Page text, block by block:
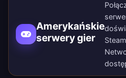
Amerykańskie
serwery gier